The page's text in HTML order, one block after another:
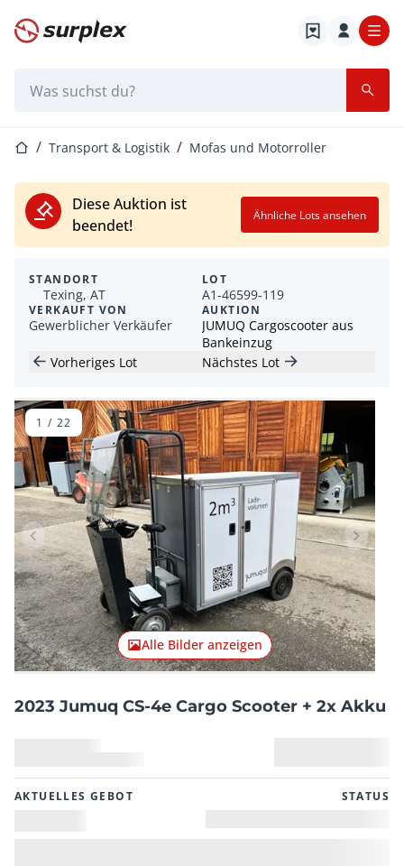
Startseite
StartseiteTransport & Logistik Mofas und Motorroller
Diese Auktion ist
beendet!
Ähnliche Lots ansehen
STANDORT
Texing, AT
VERKAUFT VON
Gewerblicher Verkäufer
LOT
A1-46599-119
AUKTION
JUMUQ Cargoscooter aus
Bankeinzug
Vorheriges Lot
Nächstes Lot
Vorheriger Artikel
Alle Bilder anzeigen
1 / 22
2023 Jumuq CS-4e Cargo Scooter + 2x Akku
AKTUELLES GEBOT STATUS